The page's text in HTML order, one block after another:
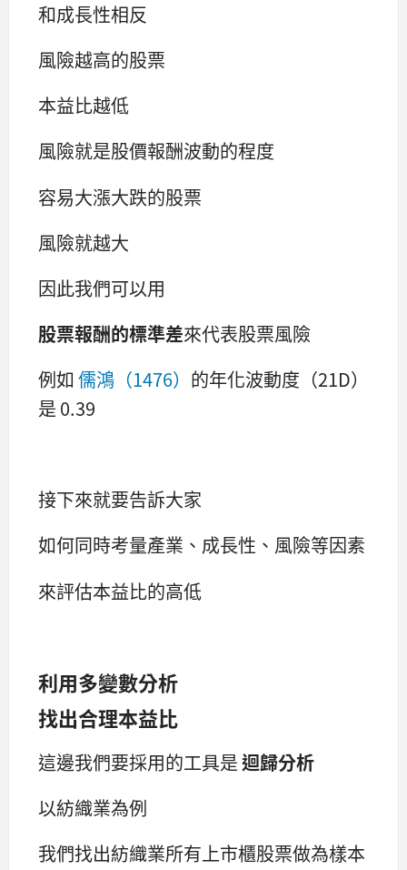
和成長性相反
風險越高的股票
本益比越低
風險就是股價報酬波動的程度
容易大漲大跌的股票
風險就越大
因此我們可以用
股票報酬的標準差來代表股票風險
例如 儒鴻（1476） 的年化波動度（21D）
是 0.39
接下來就要告訴大家
如何同時考量產業、成長性、風險等因素
來評估本益比的高低
利用多變數分析
找出合理本益比
這邊我們要採用的工具是迴歸分析
以紡織業為例
我們找出紡織業所有上市櫃股票做為樣本